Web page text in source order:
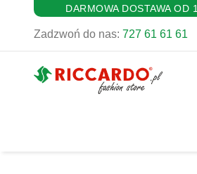
DARMOWA DOSTAWA OD
Zadzwoń do nas: 727 61 61 61